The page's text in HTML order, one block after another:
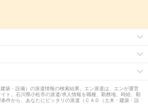
築・設備）の派遣情報の検索結果。エン派遣は、エンが運営
ト。石川県小松市の派遣/求人情報を職種、勤務地、時給、勤
件から、あなたにピッタリの派遣（ＣＡＤ（土木・建築・設